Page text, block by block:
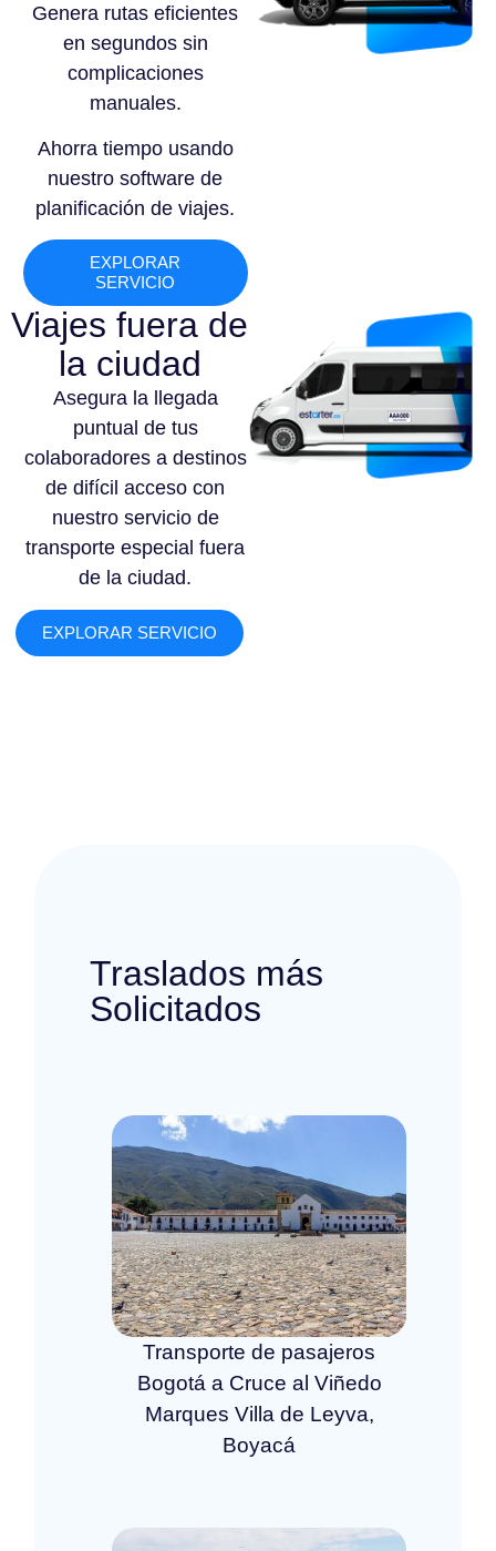
Genera rutas eficientes
en segundos sin
complicaciones
manuales.
Ahorra tiempo usando
nuestro software de
planificación de viajes.
EXPLORAR
SERVICIO
Viajes fuera de
la ciudad
Asegura la llegada
puntual de tus
colaboradores a destinos
de difícil acceso con
nuestro servicio de
transporte especial fuera
de la ciudad.
EXPLORAR SERVICIO
Traslados más
Solicitados
Transporte de pasajeros
Bogotá a Cruce al Viñedo
Marques Villa de Leyva,
Boyacá